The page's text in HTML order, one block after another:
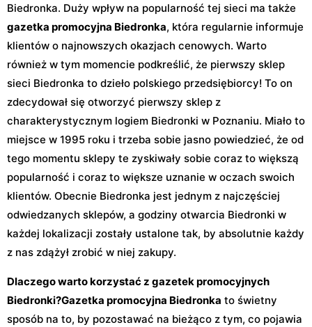
Biedronka. Duży wpływ na popularność tej sieci ma także
gazetka promocyjna Biedronka, która regularnie informuje
klientów o najnowszych okazjach cenowych. Warto
również w tym momencie podkreślić, że pierwszy sklep
sieci Biedronka to dzieło polskiego przedsiębiorcy! To on
zdecydował się otworzyć pierwszy sklep z
charakterystycznym logiem Biedronki w Poznaniu. Miało to
miejsce w 1995 roku i trzeba sobie jasno powiedzieć, że od
tego momentu sklepy te zyskiwały sobie coraz to większą
popularność i coraz to większe uznanie w oczach swoich
klientów. Obecnie Biedronka jest jednym z najczęściej
odwiedzanych sklepów, a godziny otwarcia Biedronki w
każdej lokalizacji zostały ustalone tak, by absolutnie każdy
z nas zdążył zrobić w niej zakupy.
Dlaczego warto korzystać z gazetek promocyjnych
Biedronki?Gazetka promocyjna Biedronka to świetny
sposób na to, by pozostawać na bieżąco z tym, co pojawia